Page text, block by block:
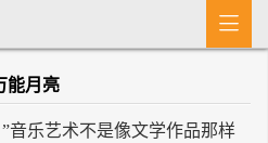
首 页
MV

能月亮
音乐艺术不是像文学作品那样